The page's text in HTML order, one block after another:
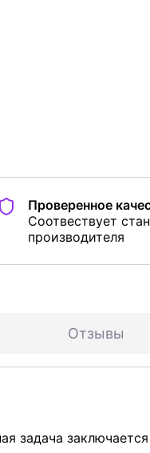
Проверенное
Соотвествует
производителя
Отзывы
задача